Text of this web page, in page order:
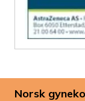
Norsk